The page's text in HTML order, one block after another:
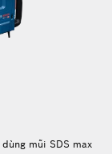
mũi SDS max